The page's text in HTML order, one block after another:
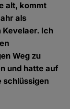
alt, kommt
als
Ich
Weg zu
und hatte auf
schlüssigen